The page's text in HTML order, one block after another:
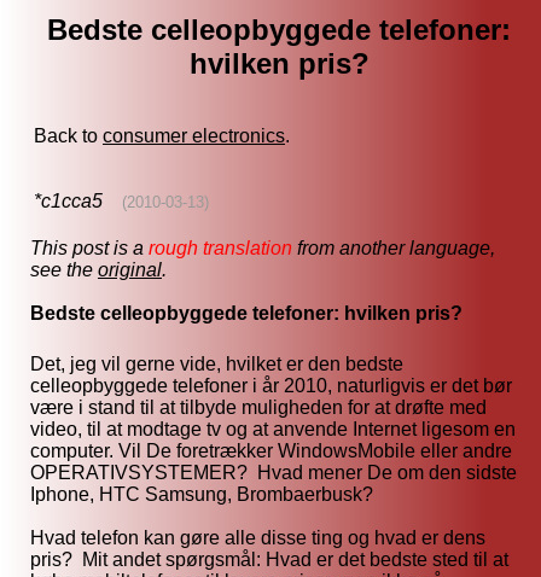
Bedste celleopbyggede telefoner:
hvilken pris?
Back to consumer electronics.
*c1cca5 (2010-03-13)
This post is a rough translation from another language,
see the original.
Bedste celleopbyggede telefoner: hvilken pris?
Det, jeg vil gerne vide, hvilket er den bedste
celleopbyggede telefoner i år 2010, naturligvis er det bør
være i stand til at tilbyde muligheden for at drøfte med
video, til at modtage tv og at anvende Internet ligesom en
computer. Vil De foretrækker WindowsMobile eller andre
OPERATIVSYSTEMER? Hvad mener De om den sidste
Iphone, HTC Samsung, Brombaerbusk?
Hvad telefon kan gøre alle disse ting og hvad er dens
pris? Mit andet spørgsmål: Hvad er det bedste sted til at